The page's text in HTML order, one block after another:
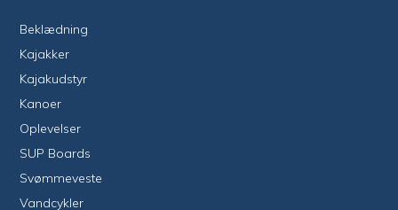
Beklædning
Kajakker
Kajakudstyr
Kanoer
Oplevelser
SUP Boards
Svømmeveste
Vandcykler